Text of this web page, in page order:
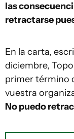
las
retractarse
En la carta,
diciembre,
primer término
vuestra
No puedo